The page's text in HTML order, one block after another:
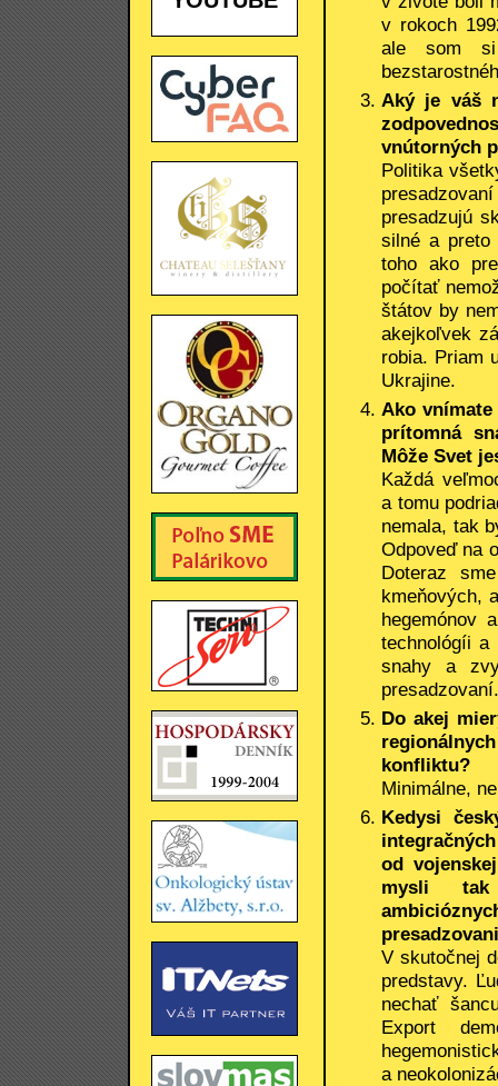
v rokoch
ale som si
Aký je váš
vnútorných
Politika
presadzujú
silné a preto
toho ako
počítať
štátov by
akejkoľvek
robia. Priam
Ukrajine.
Ako
prítomná
Môže Svet
Každá
a tomu
nemala, tak
Odpoveď na
Doteraz
kmeňových,
hegemónov
technológíi a
snahy a
presadzovaní.
Do akej
konfliktu?
Minimálne,
Kedysi
od
mysli tak
V skutočnej
predstavy.
nechať
Export
a